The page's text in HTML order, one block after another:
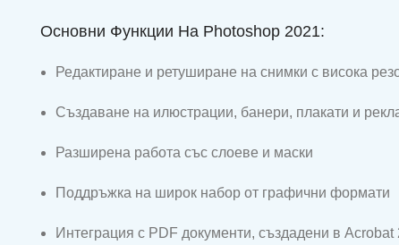
Основни Функции На Photoshop 2021:
Редактиране и ретуширане на снимки с висока
Създаване на илюстрации, банери, плакати и
Разширена работа със слоеве и маски
Поддръжка на широк набор от графични формати
Интеграция с PDF документи, създадени в Acrobat